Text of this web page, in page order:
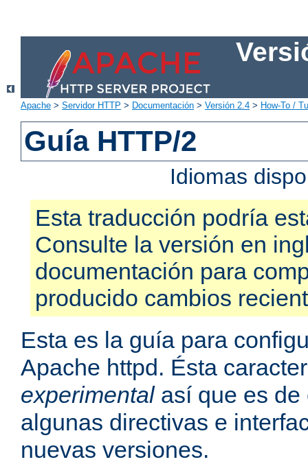
Apache > Servidor HTTP > Documentación > Versión 2.4 > How-To /
Guía HTTP/2
Idiomas
Esta traducción podría
Consulte la versión en
documentación para
producido cambios
Esta es la guía para
Apache httpd. Ésta
experimentalasí que es de
algunas directivas e
nuevas versiones.